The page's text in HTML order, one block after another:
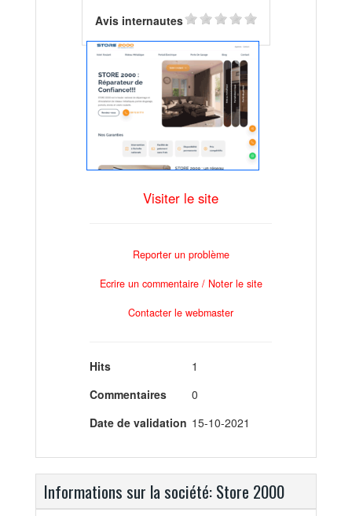
Avis internautes
Visiter le site
Reporter un problème
Ecrire un commentaire / Noter le site
Contacter le webmaster
Hits
1
Commentaires
0
Date de validation 15-10-2021
Informations sur la société: Store 2000